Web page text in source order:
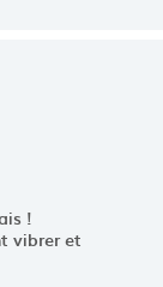
!
vibrer et